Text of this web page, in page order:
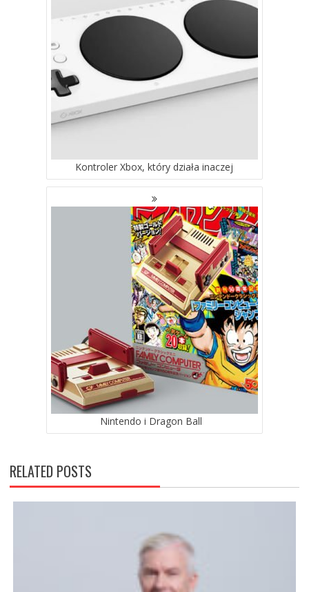
Kontroler Xbox, który działa inaczej
Nintendo i Dragon Ball
RELATED POSTS